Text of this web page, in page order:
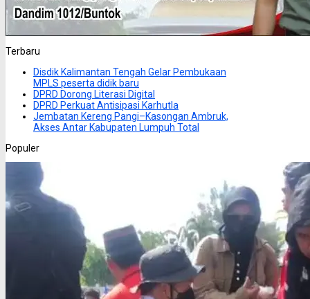
Terbaru
Disdik Kalimantan Tengah Gelar Pembukaan
MPLS peserta didik baru
DPRD Dorong Literasi Digital
DPRD Perkuat Antisipasi Karhutla
Jembatan Kereng Pangi–Kasongan Ambruk,
Akses Antar Kabupaten Lumpuh Total
Populer